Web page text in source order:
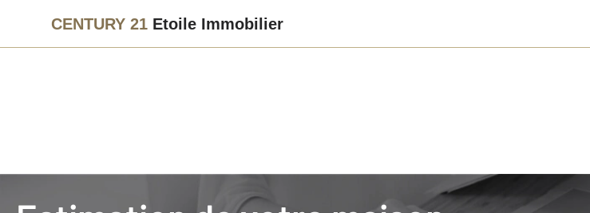
CENTURY 21 Etoile Immobilier